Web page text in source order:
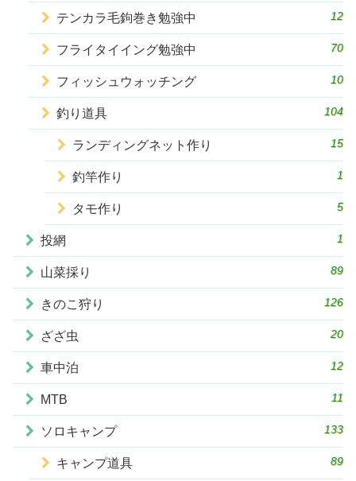
テンカラ毛鉤巻き勉強中 12
フライタイイング勉強中 70
フィッシュウォッチング 10
釣り道具 104
ランディングネット作り 15
釣竿作り 1
タモ作り 5
投網 1
山菜採り 89
きのこ狩り 126
ざざ虫 20
車中泊 12
MTB 11
ソロキャンプ 133
キャンプ道具 89